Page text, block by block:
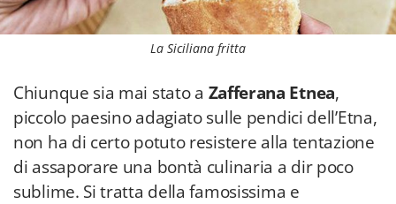
La Siciliana fritta
Chiunque sia mai stato a Zafferana Etnea,
piccolo paesino adagiato sulle pendici dell’Etna,
non ha di certo potuto resistere alla tentazione
di assaporare una bontà culinaria a dir poco
sublime. Si tratta della famosissima e